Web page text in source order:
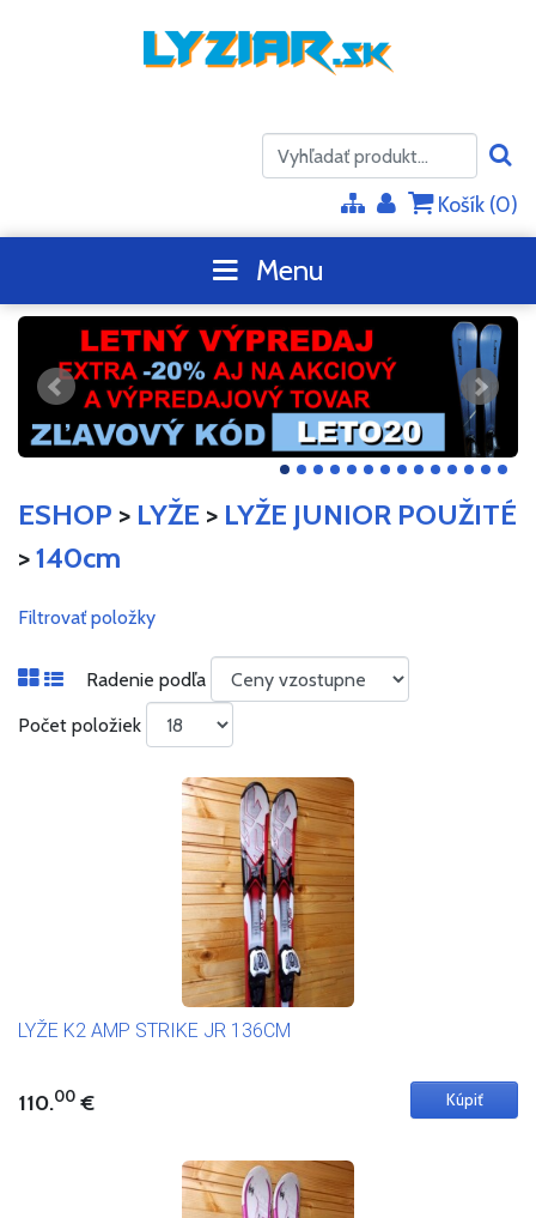
Košík (0)
Menu
ESHOP > LYŽE > LYŽE JUNIOR POUŽITÉ
>140cm
Filtrovať položky
Radenie podľa
Počet položiek
LYŽE K2 AMP STRIKE JR 136CM
110.00 €